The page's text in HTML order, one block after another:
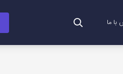
با ما